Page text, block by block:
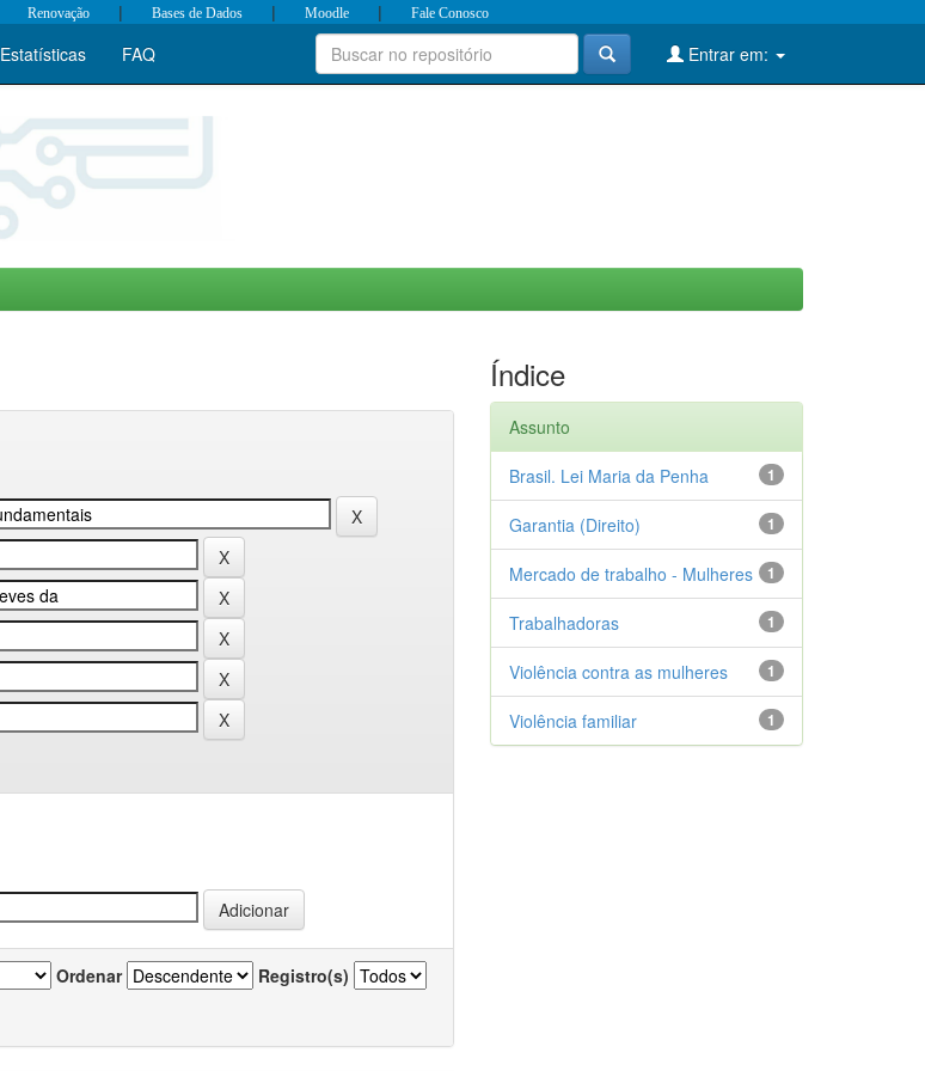
Renovação | Bases de Dados | Moodle | Fale Conosco
Estatísticas FAQ Entrar em:
Ordenar Registro(s)
Índice
Assunto
1
Brasil. Lei Maria da Penha
1
Garantia (Direito)
1
Mercado de trabalho - Mulheres
1
Trabalhadoras
1
Violência contra as mulheres
1
Violência familiar